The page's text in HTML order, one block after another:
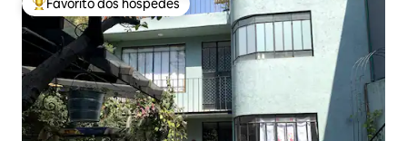
Favoritos dos hóspedes mais apreciados
Favorito dos hóspedes